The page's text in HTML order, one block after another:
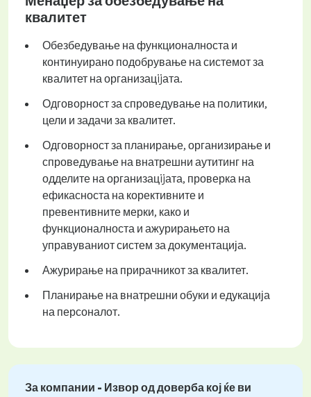
квалитет
Обезбедување на функционалноста и
континуирано подобрување на системот за
квалитет на организацijата.
Одговорност за спроведување на политики,
цели и задачи за квалитет.
Одговорност за планирање, организирање и
спроведување на внатрешни аутитинг на
одделите на организацijата, проверка на
ефикасноста на корективните и
превентивните мерки, како и
функционалноста и ажурирањето на
управуваниот систем за документација.
Ажурирање на прирачникот за квалитет.
Планирање на внатрешни обуки и едукација
на персоналот.
За компании - Извор од доверба кој ќе ви